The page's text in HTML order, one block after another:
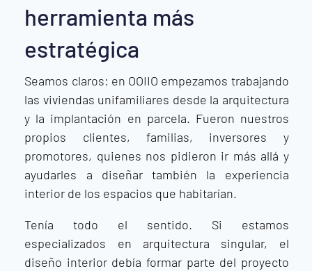
herramienta más
estratégica
Seamos claros: en OOIIO empezamos trabajando
las viviendas unifamiliares desde la arquitectura
y la implantación en parcela. Fueron nuestros
propios clientes, familias, inversores y
promotores, quienes nos pidieron ir más allá y
ayudarles a diseñar también la experiencia
interior de los espacios que habitarían.
Tenía todo el sentido. Si estamos
especializados en arquitectura singular, el
diseño interior debía formar parte del proyecto